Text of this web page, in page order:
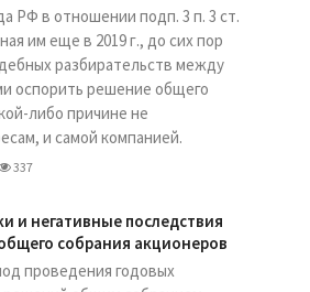
РФ в отношении подп. 3 п. 3 ст.
им еще в 2019 г., до сих пор
разбирательств между
оспорить решение общего
либо причине не
и самой компанией.
337
и негативные последствия
собрания акционеров
проведения годовых